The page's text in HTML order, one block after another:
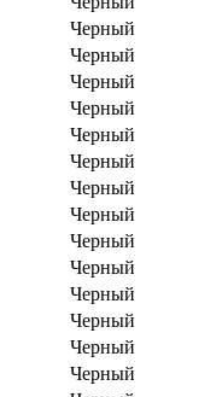
Черный
Черный
Черный
Черный
Черный
Черный
Черный
Черный
Черный
Черный
Черный
Черный
Черный
Черный